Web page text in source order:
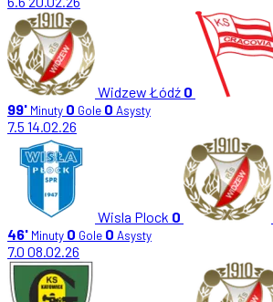
Widzew Łódź 0
99' Minuty 0 Gole 0 Asysty
7.5 14.02.26
Wisla Plock 0
46' Minuty 0 Gole 0 Asysty
7.0 08.02.26